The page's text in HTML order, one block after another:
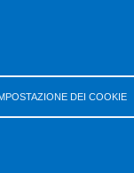
DEI COOKIE
e Laboratori Didattici